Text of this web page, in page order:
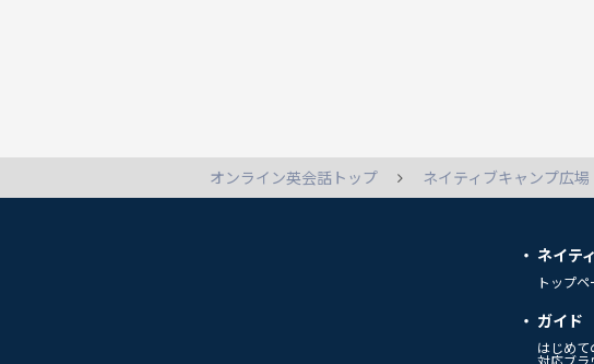
オンライン英会話トップ ネイティブキャンプ広場
ネイテ
トップペ
ガイド
はじめて
対応ブラ